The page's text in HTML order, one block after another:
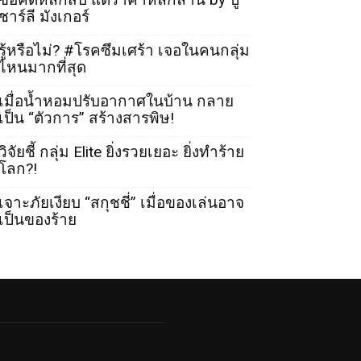
าร์ลี มังเกอร์
หรือไม่? #โรคซึมเศร้า เจอในคนกลุ่ม
หนมากที่สุด
มื่อน้ำหอมปรับอากาศในบ้าน กลาย
ป็น “ตัวการ” สร้างสารพิษ!
จัยชี้ กลุ่ม Elite ยิ่งรวยเยอะ ยิ่งทำร้าย
ลก?!
จาะภัยเงียบ “สกุชชี่” เมื่อของเล่นอาจ
ป็นของร้าย